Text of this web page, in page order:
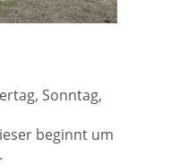
Sonntag,
beginnt um